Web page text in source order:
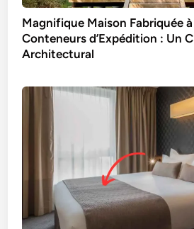
Magnifique Maison Fabriquée
Conteneurs d’Expédition : Un
Architectural